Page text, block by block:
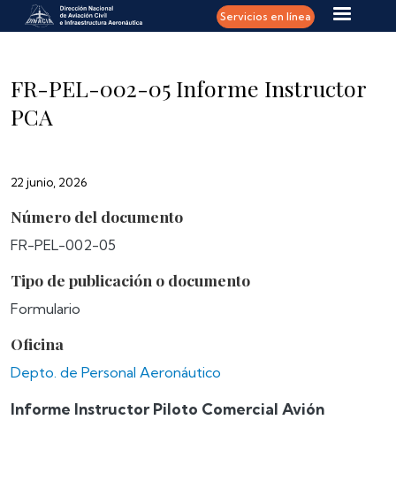
Pasar al contenido principal Servicios en línea
FR-PEL-002-05 Informe Instructor
PCA
22 junio, 2026
Número del documento
FR-PEL-002-05
Tipo de publicación o documento
Formulario
Oficina
Depto. de Personal Aeronáutico
Informe Instructor Piloto Comercial Avión